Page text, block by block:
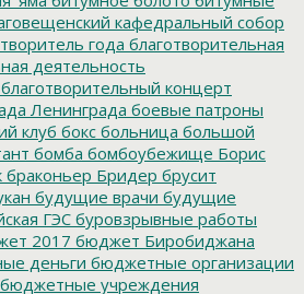
кафедральный собор
года благотворительная
деятельность
благотворительный концерт
Ленинграда боевые патроны
клуб бокс больница большой
бомба бомбоубежище Борис
браконьер Бридер брусит
будущие врачи будущие
ГЭСбуровзрывные работы
2017 бюджет Биробиджана
деньги бюджетные организации
бюджетные учреждения